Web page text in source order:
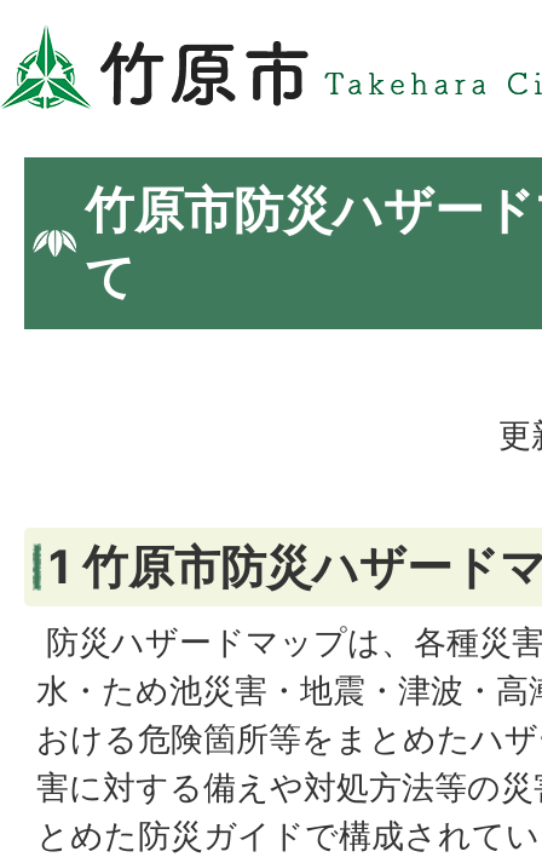
竹原市防災ハザー
て
更
1 竹原市防災ハザード
防災ハザードマップは、各種災
水・ため池災害・地震・津波・
おける危険箇所等をまとめたハ
害に対する備えや対処方法等の
とめた防災ガイドで構成されて